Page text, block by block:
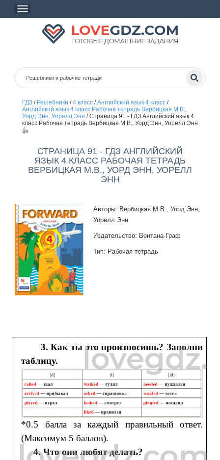
ГДЗ/ Решебники /4 класс/Английский язык 4 класс/
Английский язык 4 класс Рабочая тетрадь Вербицкая М.В.,
Уорд Энн, Уорелл Энн /Страница 91 - ГДЗ Английский язык 4
класс Рабочая тетрадь Вербицкая М.В., Уорд Энн, Уорелл Энн
👍
СТРАНИЦА 91 - ГДЗ АНГЛИЙСКИЙ
ЯЗЫК 4 КЛАСС РАБОЧАЯ ТЕТРАДЬ
ВЕРБИЦКАЯ М.В., УОРД ЭНН, УОРЕЛЛ
ЭНН
Авторы: Вербицкая М.В., Уорд Энн,
Уорелл Энн
Издательство: Вентана-Граф
Тип: Рабочая тетрадь
3. Как ты это произносишь? Заполни
таблицу.
*0.5 балла за каждый правильный ответ.
(Максимум 5 баллов).
4. Что они любят делать?